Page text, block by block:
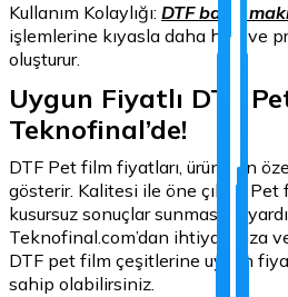
Kullanım Kolaylığı: DTF baskı
işlemlerine kıyasla daha hızlı ve
oluşturur.
Uygun Fiyatlı DTF
Teknofinal’de!
DTF Pet film fiyatları, ürünlerin
gösterir. Kalitesi ile öne çıkan
kusursuz sonuçlar sunmasına
Teknofinal.com’dan ihtiyacınıza
DTF pet film çeşitlerine uygun
sahip olabilirsiniz.